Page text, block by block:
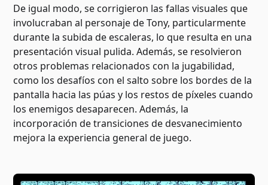
De igual modo, se corrigieron las fallas visuales que
involucraban al personaje de Tony, particularmente
durante la subida de escaleras, lo que resulta en una
presentación visual pulida. Además, se resolvieron
otros problemas relacionados con la jugabilidad,
como los desafíos con el salto sobre los bordes de la
pantalla hacia las púas y los restos de píxeles cuando
los enemigos desaparecen. Además, la
incorporación de transiciones de desvanecimiento
mejora la experiencia general de juego.